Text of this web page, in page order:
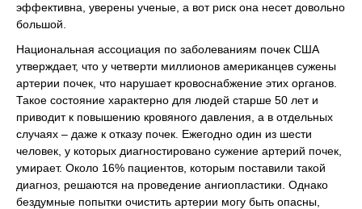
эффективна, уверены ученые, а вот риск она несет довольно
большой.
Национальная ассоциация по заболеваниям почек США
утверждает, что у четверти миллионов американцев сужены
артерии почек, что нарушает кровоснабжение этих органов.
Такое состояние характерно для людей старше 50 лет и
приводит к повышению кровяного давления, а в отдельных
случаях – даже к отказу почек. Ежегодно один из шести
человек, у которых диагностировано сужение артерий почек,
умирает. Около 16% пациентов, которым поставили такой
диагноз, решаются на проведение ангиопластики. Однако
бездумные попытки очистить артерии могу быть опасны,